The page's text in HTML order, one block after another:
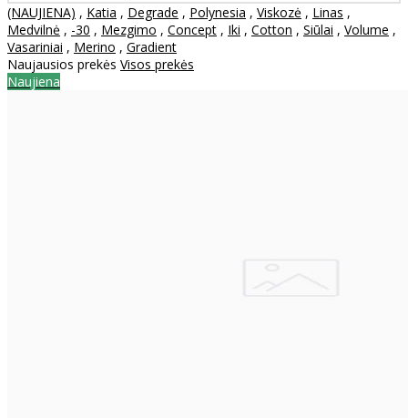
(NAUJIENA) , Katia , Degrade , Polynesia , Viskozė , Linas ,
Medvilnė , -30 , Mezgimo , Concept , Iki , Cotton , Siūlai , Volume ,
Vasariniai , Merino , Gradient
Naujausios prekės Visos prekės
Naujiena